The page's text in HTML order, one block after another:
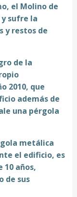
el Molino de
sufre la
y restos de
de la
2010, que
además de
una pérgola
metálica
el edificio, es
10 años,
de sus